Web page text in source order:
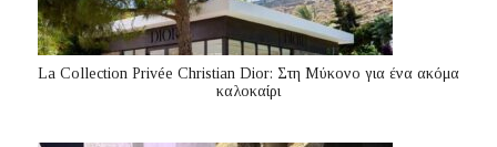
La Collection Privée Christian Dior: Στη Μύκονο για ένα ακόμα
καλοκαίρι